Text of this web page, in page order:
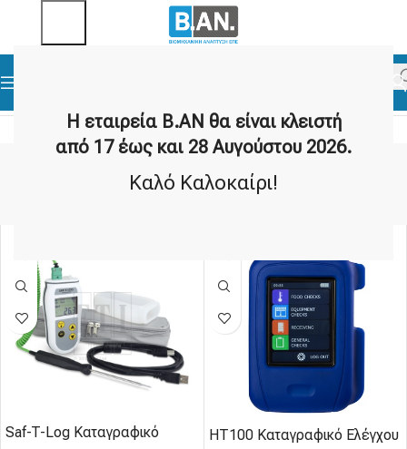
Η εταιρεία Β.ΑΝ θα είναι κλειστή
από 17 έως και 28 Αυγούστου 2026.
Καλό Καλοκαίρι!
Ελεγκτές HACCP
Saf-T-Log Καταγραφικό
HT100 Καταγραφικό Ελέγχου